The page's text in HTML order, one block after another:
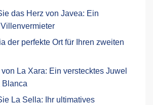
das Herz von Javea: Ein
der perfekte Ort für Ihren zweiten
La Xara: Ein verstecktes Juwel
Blanca
La Sella: Ihr ultimatives